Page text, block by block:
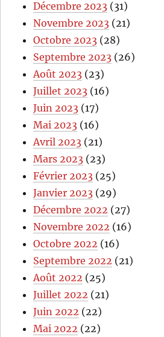
Décembre 2023 (31)
Novembre 2023 (21)
Octobre 2023 (28)
Septembre 2023 (26)
Août 2023 (23)
Juillet 2023 (16)
Juin 2023 (17)
Mai 2023 (16)
Avril 2023 (21)
Mars 2023 (23)
Février 2023 (25)
Janvier 2023 (29)
Décembre 2022 (27)
Novembre 2022 (16)
Octobre 2022 (16)
Septembre 2022 (21)
Août 2022 (25)
Juillet 2022 (21)
Juin 2022 (22)
Mai 2022 (22)